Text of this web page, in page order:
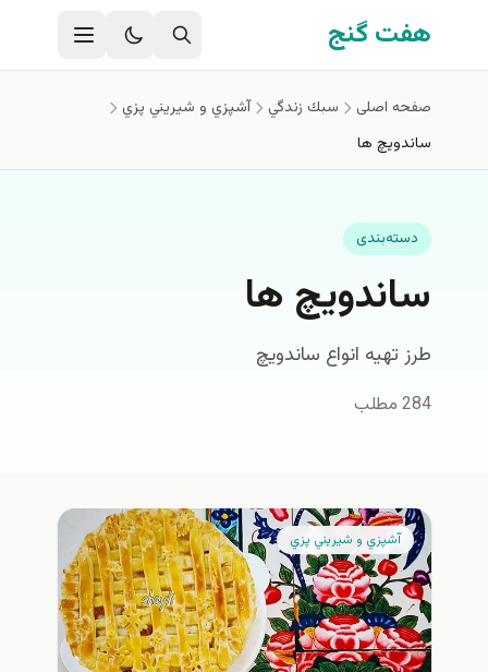
رفتن به محتوای اصلی
هفت گنج
صفحه اصلی سبك زندگي
آشپزي و شيريني پزي
ساندویچ ها
دسته‌بندی
ساندویچ ها
طرز تهیه انواع ساندویچ
284 مطلب
آشپزي و شيريني پزي